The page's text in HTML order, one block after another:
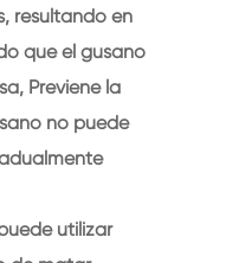
resultando en
que el gusano
Previene la
no puede
utilizar